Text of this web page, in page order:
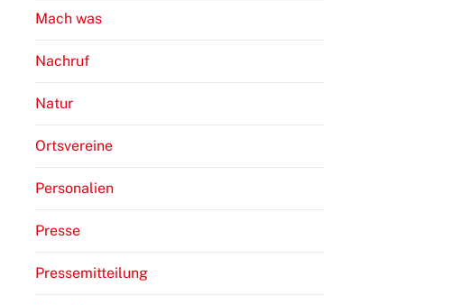
Mach was
Nachruf
Natur
Ortsvereine
Personalien
Presse
Pressemitteilung